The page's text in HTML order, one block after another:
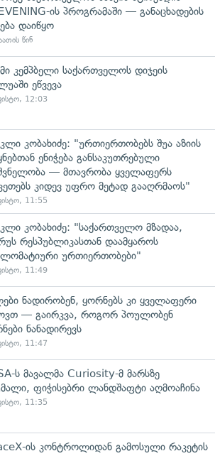
ის პროგრამაში — განაცხადების
დაიწყო
წინ
კემპბელი საქართველოს დიჯეის
ეწვევა
12:03
კობახიძე: "ურთიერთობებს შუა აზიის
ენიჭება განსაკუთრებული
— მთავრობა ყველაფერს
კიდევ უფრო მეტად გააღრმაოს"
11:55
კობახიძე: "საქართველო მზადაა,
რესპუბლიკასთან დაამყაროს
ურთიერთობები"
11:49
ნადირობენ, ყორნებს კი ყველაფერი
— გაირკვა, როგორ პოულობენ
ნანადირევს
11:47
ს მავალმა Curiosity-მ მარსზე
ფიჭისებრი ლანდშაფტი აღმოაჩინა
11:35
ის კონტროლიდან გამოსული რაკეტის